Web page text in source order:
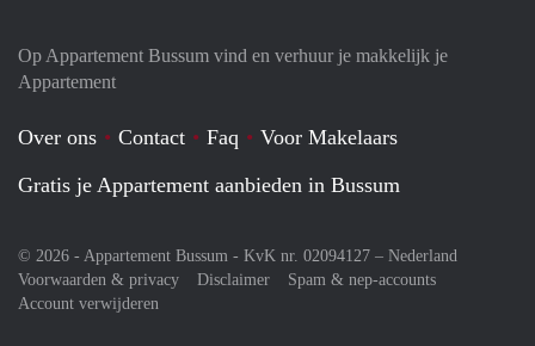
Op Appartement Bussum vind en verhuur je makkelijk je
Appartement
Over ons Contact Faq
Voor Makelaars
Gratis je Appartement aanbieden in Bussum
© 2026 - Appartement Bussum - KvK nr. 02094127 – Nederland
Voorwaarden & privacy
Disclaimer
Spam & nep-accounts
Account verwijderen